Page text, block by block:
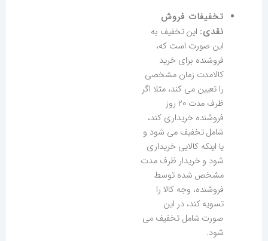
تخفیفات فروش
نقدی: این تخفیف به
این صورت است که،
فروشنده برای خرید
کالامدت زمان مشخصی
را تعیین می کند، مثلا اگر
ظرف مدت 20 روز
فروشنده خریداری کند،
شامل تخفیف می شود و
یا اینکه کالایی خریداری
شود و خریدار ظرف مدت
مشخص شده توسط
فروشنده، وجه کالا را
تسویه کند، در این
صورت شامل تخفیف می
شود.